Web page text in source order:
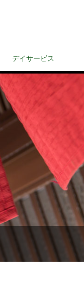
デイサービス